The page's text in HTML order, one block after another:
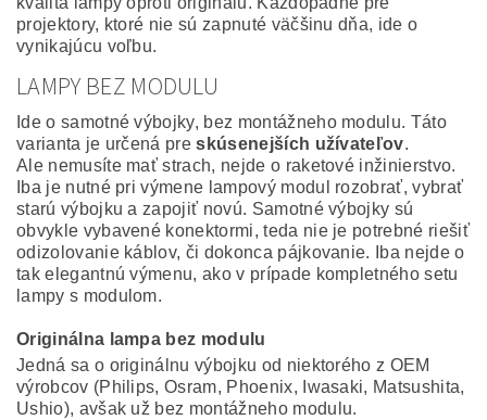
projektory, ktoré nie sú zapnuté väčšinu dňa, ide o
vynikajúcu voľbu.
LAMPY BEZ MODULU
Ide o samotné výbojky, bez montážneho modulu. Táto
varianta je určená preskúsenejších užívateľov.
Ale nemusíte mať strach, nejde o raketové inžinierstvo.
Iba je nutné pri výmene lampový modul rozobrať, vybrať
starú výbojku a zapojiť novú. Samotné výbojky sú
obvykle vybavené konektormi, teda nie je potrebné riešiť
odizolovanie káblov, či dokonca pájkovanie. Iba nejde o
tak elegantnú výmenu, ako v prípade kompletného setu
lampy s modulom.
Originálna lampa bez modulu
Jedná sa o originálnu výbojku od niektorého z OEM
výrobcov (Philips, Osram, Phoenix, Iwasaki, Matsushita,
Ushio), avšak už bez montážneho modulu.